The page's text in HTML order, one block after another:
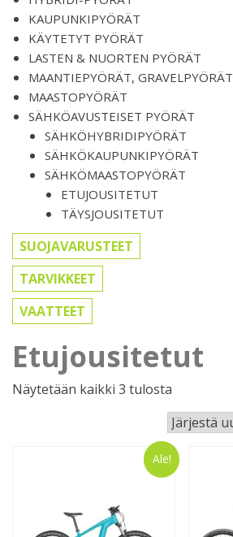
KAUPUNKIPYÖRÄT
KÄYTETYT PYÖRÄT
LASTEN & NUORTEN PYÖRÄT
MAANTIEPYÖRÄT, GRAVELPYÖRÄT
MAASTOPYÖRÄT
SÄHKÖAVUSTEISET PYÖRÄT
SÄHKÖHYBRIDIPYÖRÄT
SÄHKÖKAUPUNKIPYÖRÄT
SÄHKÖMAASTOPYÖRÄT
ETUJOUSITETUT
TÄYSJOUSITETUT
SUOJAVARUSTEET
TARVIKKEET
VAATTEET
Etujousitetut
Näytetään kaikki 3 tulosta
by
latest
Ale!